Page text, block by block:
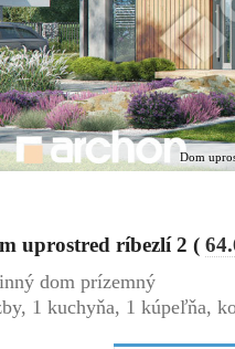
Dom
uprostred ríbezlí 2 (
dom prízemný
1 kuchyňa, 1 kúpeľňa,